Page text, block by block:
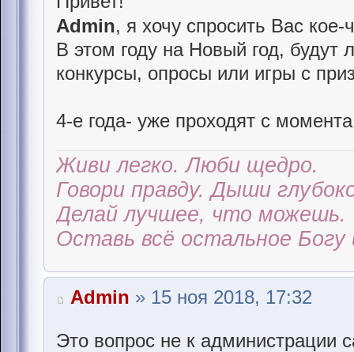
Admin, я хочу спросить Вас
В этом году на Новый год, будут
конкурсы, опросы или игры с
4-е года- уже проходят с
Живи легко. Люби щедро.
Говори правду. Дыши
Делай лучшее, что можешь.
Оставь всё остальное Богу
Admin » 15 ноя 2018, 17:32
Это вопрос не к администрации